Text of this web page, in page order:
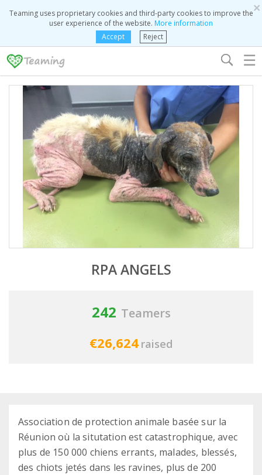
×
Teaming uses proprietary cookies and third-party cookies to improve the
user experience of the website. More information
Accept
Reject
☰
RPA ANGELS
242 Teamers
€26,624 raised
Association de protection animale basée sur la
Réunion où la situtation est catastrophique, avec
plus de 150 000 chiens errants, malades, blessés,
des chiots jetés dans les ravines, plus de 200